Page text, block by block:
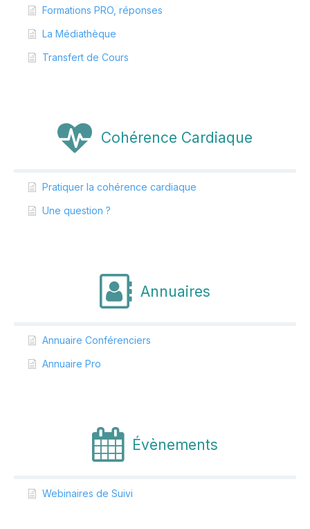
Formations PRO, réponses
La Médiathèque
Transfert de Cours
Cohérence Cardiaque
Pratiquer la cohérence cardiaque
Une question ?
Annuaires
Annuaire Conférenciers
Annuaire Pro
Évènements
Webinaires de Suivi